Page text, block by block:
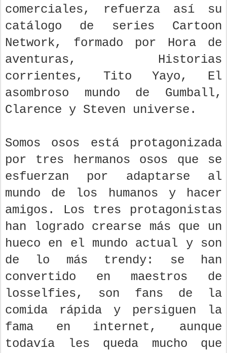
comerciales, refuerza así su
catálogo de series Cartoon
Network, formado por Hora de
aventuras, Historias
corrientes, Tito Yayo, El
asombroso mundo de Gumball,
Clarence y Steven universe.
Somos osos está protagonizada
por tres hermanos osos que se
esfuerzan por adaptarse al
mundo de los humanos y hacer
amigos. Los tres protagonistas
han logrado crearse más que un
hueco en el mundo actual y son
de lo más trendy: se han
convertido en maestros de
losselfies, son fans de la
comida rápida y persiguen la
fama en internet, aunque
todavía les queda mucho que